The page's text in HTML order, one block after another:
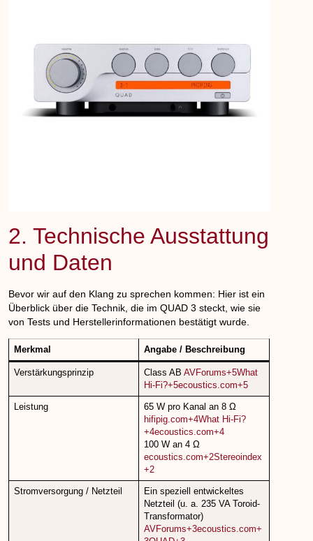
2. Technische Ausstattung
und Daten
Bevor wir auf den Klang zu sprechen kommen: Hier ist ein
Überblick über die Technik, die im QUAD 3 steckt, wie sie
von Tests und Herstellerinformationen bestätigt wurde.
Merkmal Angabe / Beschreibung
Verstärkungsprinzip Class AB AVForums+5What
Hi-Fi?+5ecoustics.com+5
Leistung
65 W pro Kanal an 8 Ω
hifipig.com+4What Hi-Fi?
+4ecoustics.com+4
100 W an 4 Ω
ecoustics.com+2Stereoindex
+2
Stromversorgung / Netzteil
Ein speziell entwickeltes
Netzteil (u. a. 235 VA Toroid-
Transformator)
AVForums+3ecoustics.com+